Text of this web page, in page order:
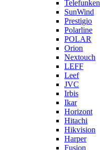
Telefunken
SunWind
Prestigio
Polarline
POLAR
Orion
Nextouch
LEFF
Leef
JVC
Irbis
Ikar
Horizont
Hitachi
Hikvision
Harper
Fusion